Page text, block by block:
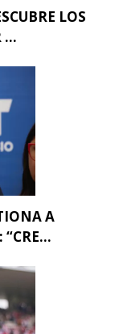
LOS
...
A